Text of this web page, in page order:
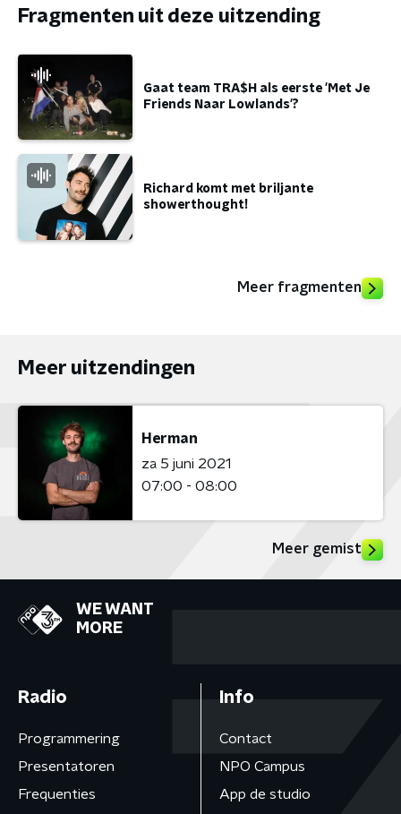
Fragmenten uit deze uitzending
Gaat team TRA$H als eerste 'Met Je
Friends Naar Lowlands'?
Richard komt met briljante
showerthought!
Meer fragmenten
Meer uitzendingen
Herman
za 5 juni 2021
07:00 - 08:00
Meer gemist
WE WANT
MORE
Radio
Programmering
Presentatoren
Frequenties
Info
Contact
NPO Campus
App de studio